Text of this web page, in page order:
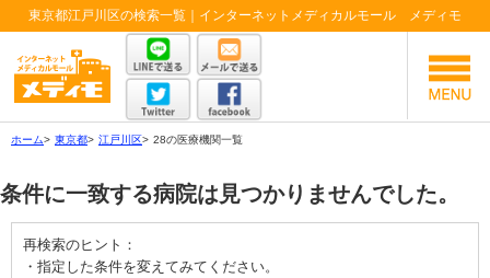
東京都江戸川区の検索一覧｜インターネットメディカルモール メディモ
ホーム> 東京都> 江戸川区> 28の医療機関一覧
条件に一致する病院は見つかりませんでした。
再検索のヒント：
・指定した条件を変えてみてください。